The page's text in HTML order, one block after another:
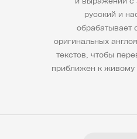
русский и
обрабатывает
оригинальных
текстов, чтобы
приближен к живому